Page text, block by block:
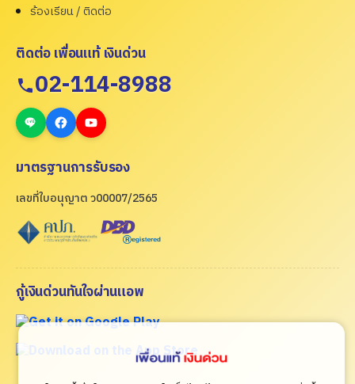
ร้องเรียน / ติดต่อ
ติดต่อ เพื่อนแท้ เงินด่วน
02-114-8988
มาตรฐานการรับรอง
เลขที่ใบอนุญาต ว00007/2565
กู้เงินด่วนทันใจผ่านแอพ